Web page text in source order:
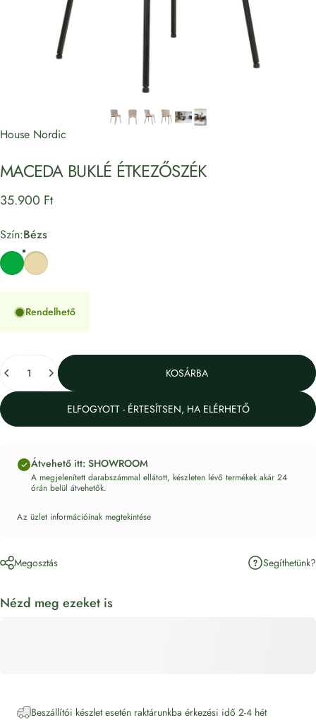
House Nordic
MACEDA BUKLÉ ÉTKEZŐSZÉK
35.900 Ft
Szín
Szín:Bézs
ZöldBézs
Rendelhető
KOSÁRBA
ELFOGYOTT - ÉRTESÍTSEN, HA ELÉRHETŐ
Átvehető itt: SHOWROOM
A megjelenített darabszámmal ellátott, készleten lévő termékek akár 24
órán belül átvehetők.
Az üzlet információinak megtekintése
Megosztás Segíthetünk?
Nézd meg ezeket is
Beszállítói készlet esetén raktárunkba érkezési idő 2-4 hét